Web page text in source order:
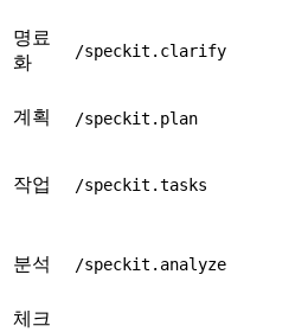
명료
화
/speckit.clarify
계획 /speckit.plan
작업 /speckit.tasks
분석 /speckit.analyze
체크